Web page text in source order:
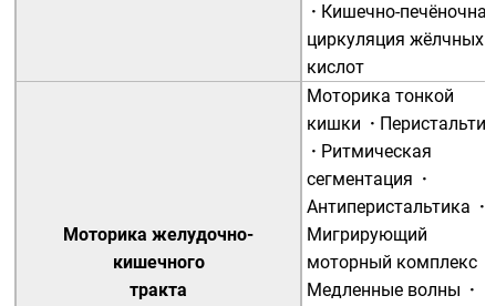
· Кишечно-печёночная
циркуляция жёлчных
кислот
Моторика желудочно-
кишечного
тракта
Моторика тонкой
кишки ·
· Ритмическая
сегментация ·
Антиперистальтика ·
Мигрирующий
моторный комплекс
Медленные волны ·